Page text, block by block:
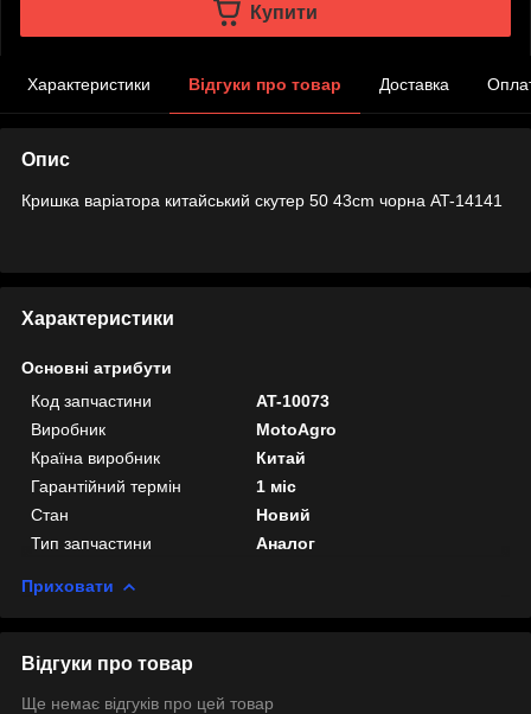
Купити
Характеристики Відгуки про товар Доставка
Опис
Кришка варіатора китайський скутер 50 43cm чорна AT-14141
Характеристики
Основні атрибути
Код запчастини
AT-10073
Виробник
MotoAgro
Країна виробник
Китай
Гарантійний термін
1 міс
Стан
Новий
Тип запчастини
Аналог
Приховати
Відгуки про товар
Ще немає відгуків про цей товар